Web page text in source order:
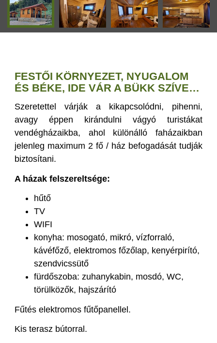
FESTŐI KÖRNYEZET, NYUGALOM
ÉS BÉKE, IDE VÁR A BÜKK SZÍVE…
Szeretettel várják a kikapcsolódni, pihenni,
avagy éppen kirándulni vágyó turistákat
vendégházaikba, ahol különálló faházaikban
jelenleg maximum 2 fő / ház befogadását tudják
biztosítani.
A házak felszereltsége:
hűtő
TV
WIFI
konyha: mosogató, mikró, vízforraló,
kávéfőző, elektromos főzőlap, kenyérpirító,
szendvicssütő
fürdőszoba: zuhanykabin, mosdó, WC,
törülközők, hajszárító
Fűtés elektromos fűtőpanellel.
Kis terasz bútorral.